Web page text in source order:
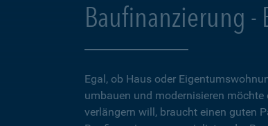
Baufinanzierung -
Egal, ob Haus oder
umbauen und modernisieren
verlängern will, braucht einen guten